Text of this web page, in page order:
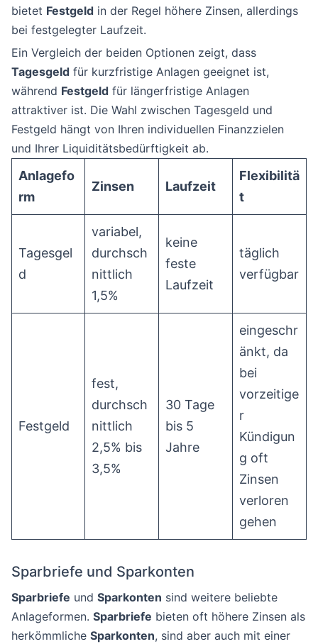
bietet Festgeld in der Regel höhere Zinsen, allerdings
bei festgelegter Laufzeit.
Ein Vergleich der beiden Optionen zeigt, dass
Tagesgeld für kurzfristige Anlagen geeignet ist,
während Festgeld für längerfristige Anlagen
attraktiver ist. Die Wahl zwischen Tagesgeld und
Festgeld hängt von Ihren individuellen Finanzzielen
und Ihrer Liquiditätsbedürftigkeit ab.
Anlagefo
rm
Zinsen Laufzeit
Flexibilitä
t
Tagesgel
d
variabel,
durchsch
nittlich
1,5%
keine
feste
Laufzeit
täglich
verfügbar
Festgeld
fest,
durchsch
nittlich
2,5% bis
3,5%
30 Tage
bis 5
Jahre
eingeschr
änkt, da
bei
vorzeitige
r
Kündigun
g oft
Zinsen
verloren
gehen
Sparbriefe und Sparkonten
Sparbriefe und Sparkonten sind weitere beliebte
Anlageformen. Sparbriefe bieten oft höhere Zinsen als
herkömmliche Sparkonten, sind aber auch mit einer